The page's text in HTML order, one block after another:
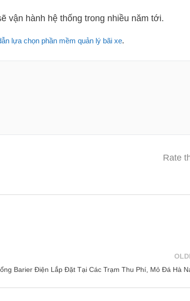
vận hành hệ thống trong nhiều năm tới.
lựa chọn phần mềm quản lý bãi xe.
Rate
Barier Điện Lắp Đặt Tại Các Trạm Thu Phí, Mỏ Đá Hà